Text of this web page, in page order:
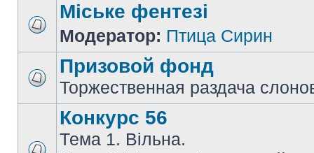
Міське фентезі
Модератор: Птица Сирин
Призовой фонд
Торжественная раздача
Конкурс 56
Тема 1. Вільна.